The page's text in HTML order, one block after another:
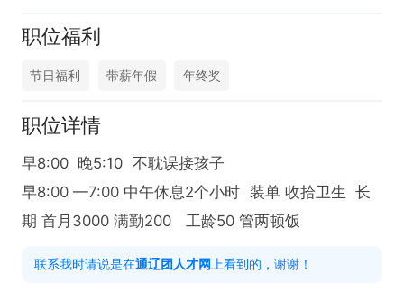
职位福利
节日福利 带薪年假 年终奖
职位详情
早8:00  晚5:10  不耽误接孩子
早8:00 —7:00 中午休息2个小时  装单 收拾卫生  长
期 首月3000 满勤200   工龄50 管两顿饭
联系我时请说是在通辽团人才网 上看到的，谢谢！